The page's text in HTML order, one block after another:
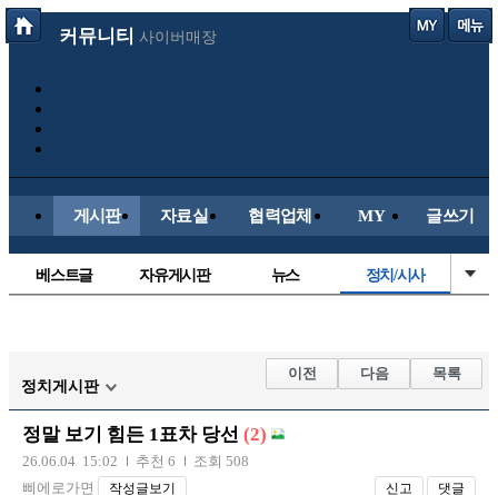
커뮤니티 사이버매장
게시판 자료실 협력업체 MY 글쓰기
베스트글 자유게시판 뉴스 정치/시사
해외축구
국내축구
정치게시판
이전 다음 목록
정말 보기 힘든 1표차 당선 (2)
26.06.04 15:02 추천 6
조회 508
삐에로가면
작성글보기 신고 댓글